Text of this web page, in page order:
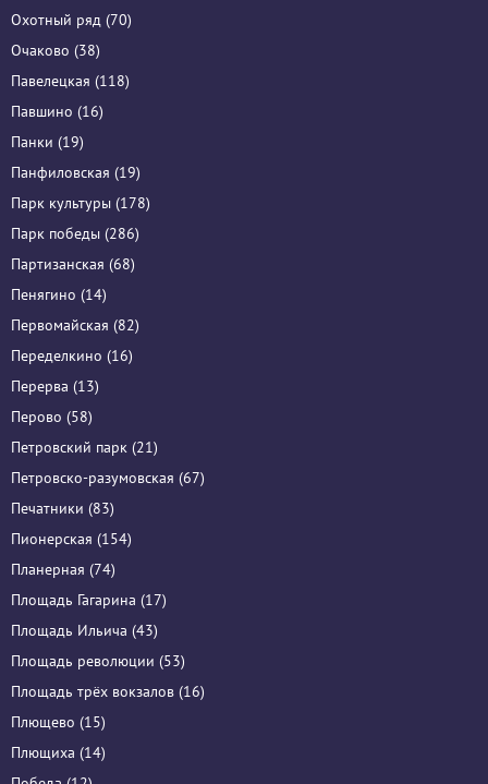
Охотный ряд (70)
Очаково (38)
Павелецкая (118)
Павшино (16)
Панки (19)
Панфиловская (19)
Парк культуры (178)
Парк победы (286)
Партизанская (68)
Пенягино (14)
Первомайская (82)
Переделкино (16)
Перерва (13)
Перово (58)
Петровский парк (21)
Петровско-разумовская (67)
Печатники (83)
Пионерская (154)
Планерная (74)
Площадь Гагарина (17)
Площадь Ильича (43)
Площадь революции (53)
Площадь трёх вокзалов (16)
Плющево (15)
Плющиха (14)